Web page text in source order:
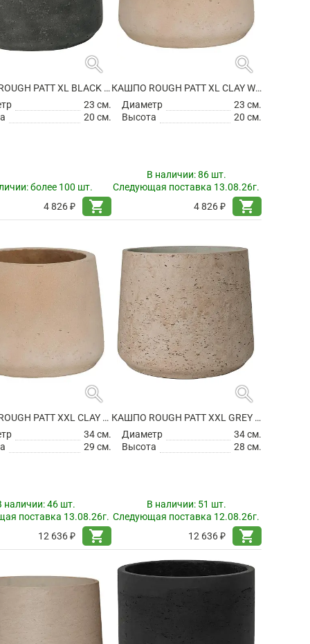
search
КАШПО ROUGH PATT XL BLACK WASHED
23 см.
20 см.
более 100 шт.
4 826 ₽
shopping_cart
search
КАШПО ROUGH PATT XL CLAY WASHED
Диаметр
23 см.
Высота
20 см.
В наличии:86 шт.
Следующая поставка 13.08.26г.
4 826 ₽
shopping_cart
search
КАШПО ROUGH PATT XXL CLAY WASHED
34 см.
29 см.
наличии:46 шт.
поставка 13.08.26г.
12 636 ₽
shopping_cart
search
КАШПО ROUGH PATT XXL GREY WASHED
Диаметр
34 см.
Высота
28 см.
В наличии: 51 шт.
Следующая поставка 12.08.26г.
12 636 ₽
shopping_cart